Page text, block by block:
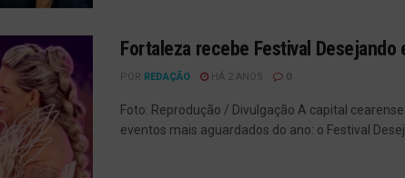
Fortaleza recebe Festival Desejando
POR REDAÇÃO HÁ 2 ANOS 0
Foto: Reprodução / Divulgação A capital
eventos mais aguardados do ano: o Festival